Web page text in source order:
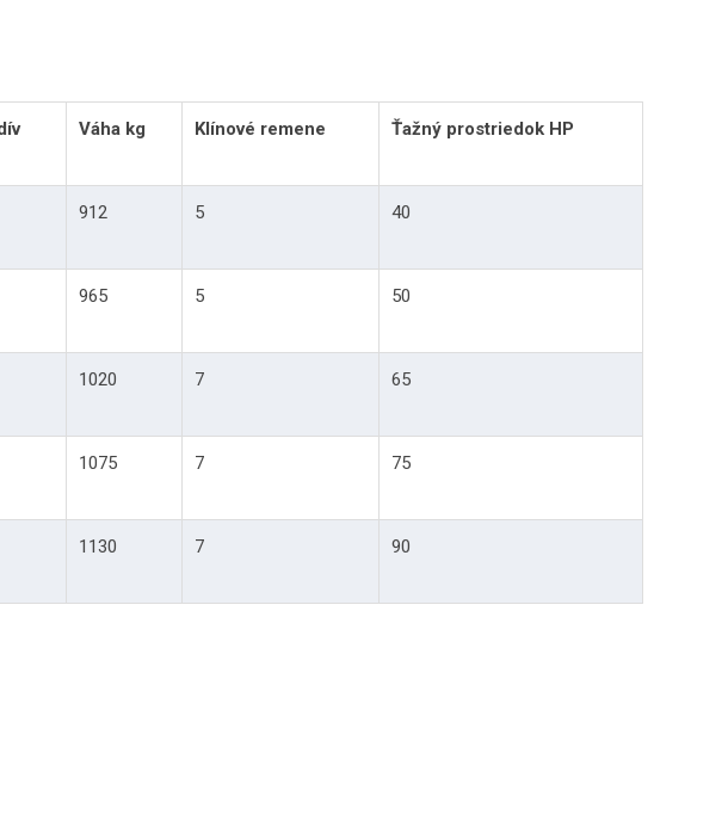
Váha kg Klínové remene Ťažný prostriedok HP
912 5 40
965 5 50
1020 7 65
1075 7 75
1130 7 90